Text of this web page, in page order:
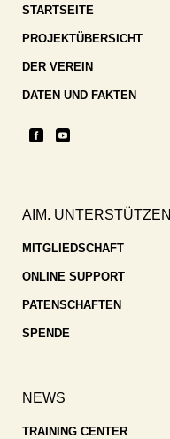
STARTSEITE
PROJEKTÜBERSICHT
DER VEREIN
DATEN UND FAKTEN
AIM. UNTERSTÜTZEN
MITGLIEDSCHAFT
ONLINE SUPPORT
PATENSCHAFTEN
SPENDE
NEWS
TRAINING CENTER